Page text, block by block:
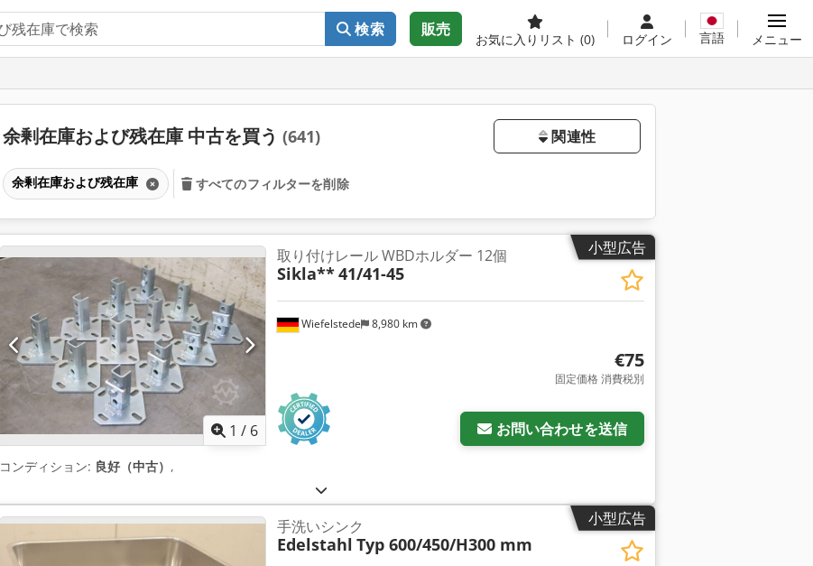
検索 販売
お気に入りリスト (0) ログイン 言語 メニュー
余剰在庫および残在庫 中古を買う (641) 関連性
余剰在庫および残在庫 すべてのフィルターを削除
小型広告
1 / 6
Wiefelstede 8,980 km
取り付けレール WBDホルダー 12個
Sikla**41/41-45
€75
固定価格 消費税別
お問い合わせを送信
コンディション: 良好（中古） ,
小型広告
手洗いシンク
Edelstahl Typ 600/450/H300 mm